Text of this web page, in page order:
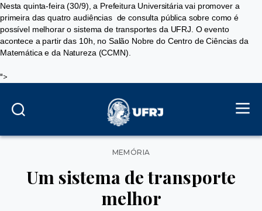
Nesta quinta-feira (30/9), a Prefeitura Universitária vai promover a
primeira das quatro audiências de consulta pública sobre como é
possível melhorar o sistema de transportes da UFRJ. O evento
acontece a partir das 10h, no Salão Nobre do Centro de Ciências da
Matemática e da Natureza (CCMN).
">
Categorias
MEMÓRIA
Um sistema de transporte
melhor